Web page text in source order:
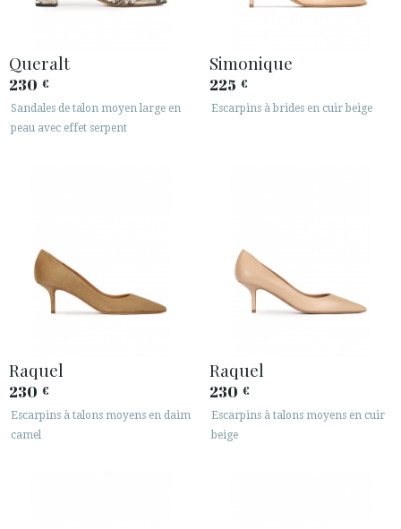
Queralt
230 €
Sandales de talon moyen large en
peau avec effet serpent
Simonique
225 €
Escarpins à brides en cuir beige
Raquel
230 €
Escarpins à talons moyens en daim
camel
Raquel
230 €
Escarpins à talons moyens en cuir
beige